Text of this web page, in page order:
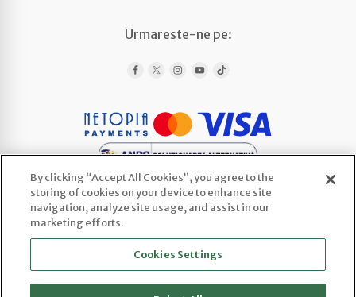
Urmareste-ne pe:
WEDLINE AGENCY SRL
CUI: 52443922 | Reg. Com.: J2025066800003
Sediu social: Str. Ploscaru 29 Cod 117716,
By clicking “Accept All Cookies”, you agree to the
storing of cookies on your device to enhance site
navigation, analyze site usage, and assist in our
marketing efforts.
Cookies Settings